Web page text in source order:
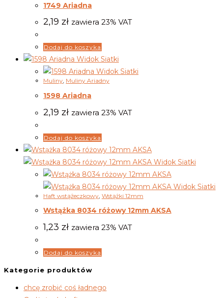
1749 Ariadna
2,19 zł zawiera 23% VAT
Dodaj do koszyka
Widok Siatki
Widok Siatki
Muliny, Muliny Ariadny
1598 Ariadna
2,19 zł zawiera 23% VAT
Dodaj do koszyka
Widok Siatki
Widok Siatki
Haft wstążeczkowy Wstążki 12mm
Wstążka 8034 różowy 12mm AKSA
1,23 zł zawiera 23% VAT
Dodaj do koszyka
Kategorie produktów
chcę zrobić coś ładnego